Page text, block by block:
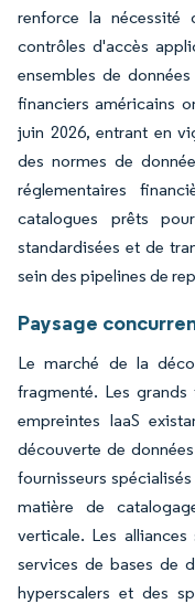
renforce la nécessité
contrôles d'accès
ensembles de
financiers américains
juin 2026, entrant en
des normes de
réglementaires
catalogues prêts
standardisées et de
sein des pipelines de
Paysage
Le marché de la
fragmenté. Les
empreintes IaaS
découverte de
fournisseurs
matière de
verticale. Les
services de bases de
hyperscalers et des